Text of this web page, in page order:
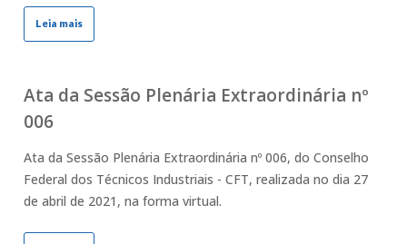
Leia mais
Ata da Sessão Plenária Extraordinária nº
006
Ata da Sessão Plenária Extraordinária nº 006, do Conselho
Federal dos Técnicos Industriais - CFT, realizada no dia 27
de abril de 2021, na forma virtual.